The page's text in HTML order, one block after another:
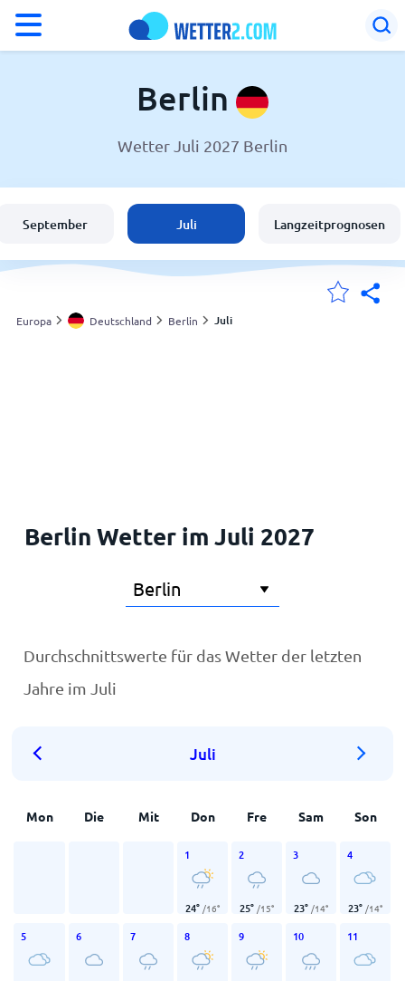
Wetter in Berlin
Schweiz
Österreich
Berlin
Wetter Juli 2027 Berlin
September Juli Langzeitprognosen
Europa Deutschland Berlin Juli
Berlin Wetter im Juli 2027
Durchschnittswerte für das Wetter der letzten
Jahre im Juli
Juli
Mon Die Mit Don Fre Sam Son
1
24° /16°
2
25° /15°
3
23° /14°
4
23° /14°
5 6 7 8 9 10 11